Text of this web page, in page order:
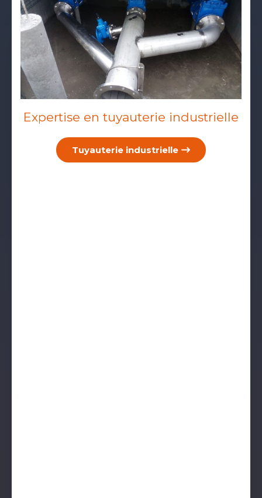
Expertise en tuyauterie industrielle
Tuyauterie industrielle